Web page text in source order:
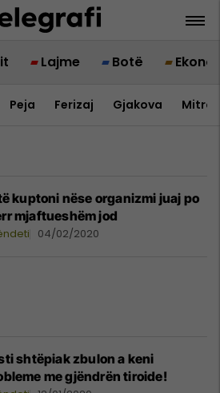
Lajme Botë
Peja Ferizaj Gjakova
kuptoni nëse organizmi juaj po
mjaftueshëm jod
04/02/2020
shtëpiak zbulon a keni
me gjëndrën tiroide!